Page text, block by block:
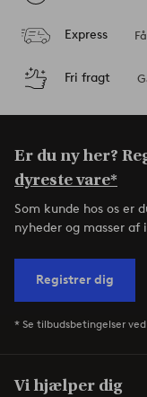
Express
Fri fragt
Er du ny her?
dyreste vare*
Som kunde hos os er
nyheder og masser af
Registrer dig
* Se tilbudsbetingelser
Vi hjælper dig